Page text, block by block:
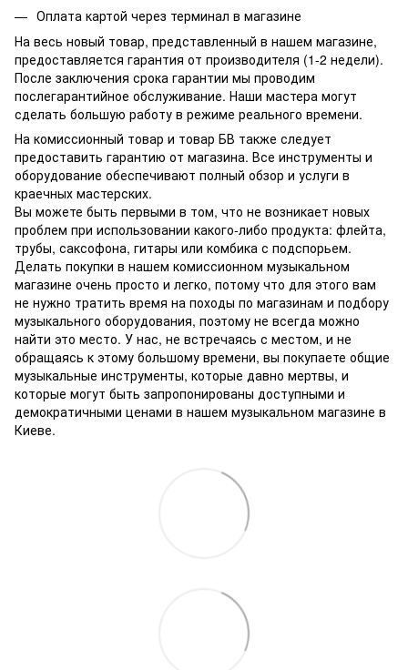
Оплата картой через терминал в магазине
На весь новый товар, представленный в нашем магазине,
предоставляется гарантия от производителя (1-2 недели).
После заключения срока гарантии мы проводим
послегарантийное обслуживание. Наши мастера могут
сделать большую работу в режиме реального времени.
На комиссионный товар и товар БВ также следует
предоставить гарантию от магазина. Все инструменты и
оборудование обеспечивают полный обзор и услуги в
краечных мастерских.
Вы можете быть первыми в том, что не возникает новых
проблем при использовании какого-либо продукта: флейта,
трубы, саксофона, гитары или комбика с подспорьем.
Делать покупки в нашем комиссионном музыкальном
магазине очень просто и легко, потому что для этого вам
не нужно тратить время на походы по магазинам и подбору
музыкального оборудования, поэтому не всегда можно
найти это место. У нас, не встречаясь с местом, и не
обращаясь к этому большому времени, вы покупаете общие
музыкальные инструменты, которые давно мертвы, и
которые могут быть запропонированы доступными и
демократичными ценами в нашем музыкальном магазине в
Киеве.